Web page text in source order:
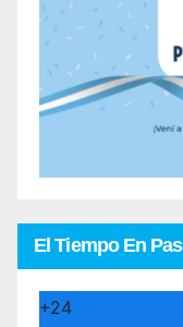
El Tiempo En
+24